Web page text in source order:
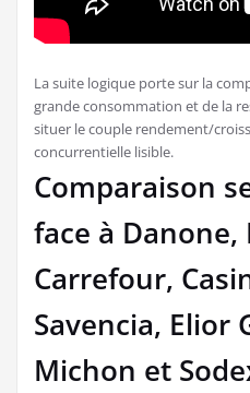
La suite logique porte sur la
grande consommation et de la
situer le couple rendement/
concurrentielle lisible.
Comparaison
face à Danone,
Carrefour,
Savencia, Elior
Michon et